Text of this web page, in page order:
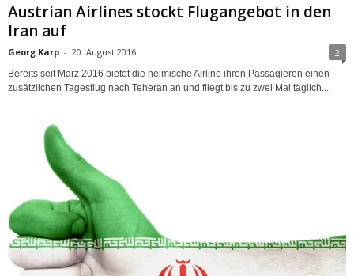
Austrian Airlines stockt Flugangebot in den
Iran auf
Georg Karp - 20. August 2016 2
Bereits seit März 2016 bietet die heimische Airline ihren Passagieren einen
zusätzlichen Tagesflug nach Teheran an und fliegt bis zu zwei Mal täglich...